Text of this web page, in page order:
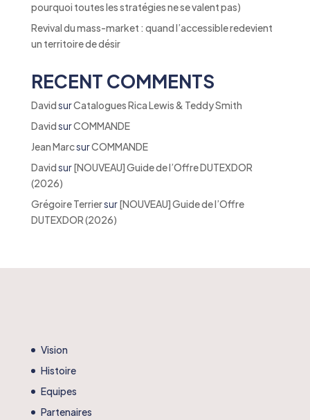
pourquoi toutes les stratégies ne se valent pas)
Revival du mass-market : quand l’accessible redevient
un territoire de désir
RECENT COMMENTS
DavidsurCatalogues Rica Lewis & Teddy Smith
DavidsurCOMMANDE
Jean MarcsurCOMMANDE
Davidsur[NOUVEAU] Guide de l’Offre DUTEXDOR
(2026)
Grégoire Terriersur[NOUVEAU] Guide de l’Offre
DUTEXDOR (2026)
Vision
Histoire
Equipes
Partenaires